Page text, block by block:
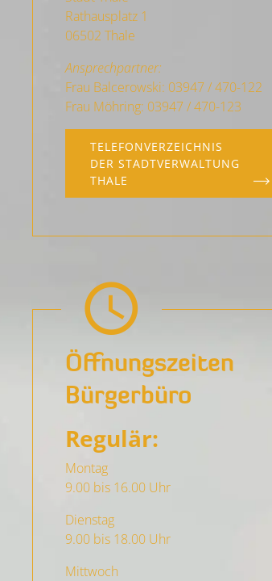
Rathausplatz 1
06502 Thale
Ansprechpartner:
Frau Balcerowski: 03947 / 470-122
Frau Möhring: 03947 / 470-123
TELEFONVERZEICHNIS
DER STADTVERWALTUNG
THALE
Öffnungs­zeiten
Bürgerbüro
Regulär:
Montag
9.00 bis 16.00 Uhr
Dienstag
9.00 bis 18.00 Uhr
Mittwoch